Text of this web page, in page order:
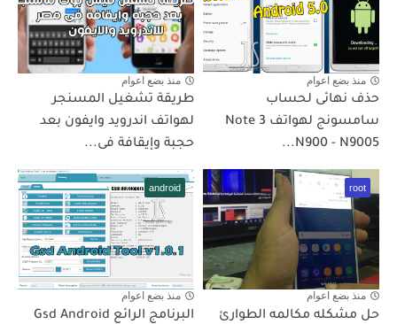
منذ بضع اعوام
حذف نهائى لحساب
سامسونج لهواتف Note 3
N900 - N9005...
منذ بضع اعوام
طريقة تشغيل المسنجر
لهواتف اندرويد وايفون بعد
حجبة وإيقافة فى...
root
منذ بضع اعوام
حل مشكله مكالمه الطوارئ
android
منذ بضع اعوام
البرنامج الرائع Gsd Android